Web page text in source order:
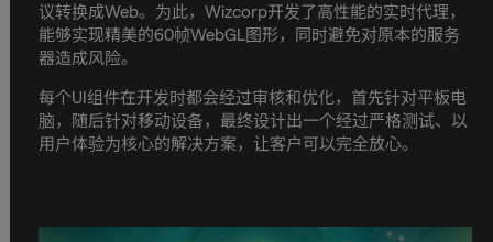
议转换成Web。为此，Wizcorp开发了高性能的实时代理，
能够实现精美的60帧WebGL图形，同时避免对原本的服务
器造成风险。
每个UI组件在开发时都会经过审核和优化，首先针对平板电
脑，随后针对移动设备，最终设计出一个经过严格测试、以
用户体验为核心的解决方案，让客户可以完全放心。